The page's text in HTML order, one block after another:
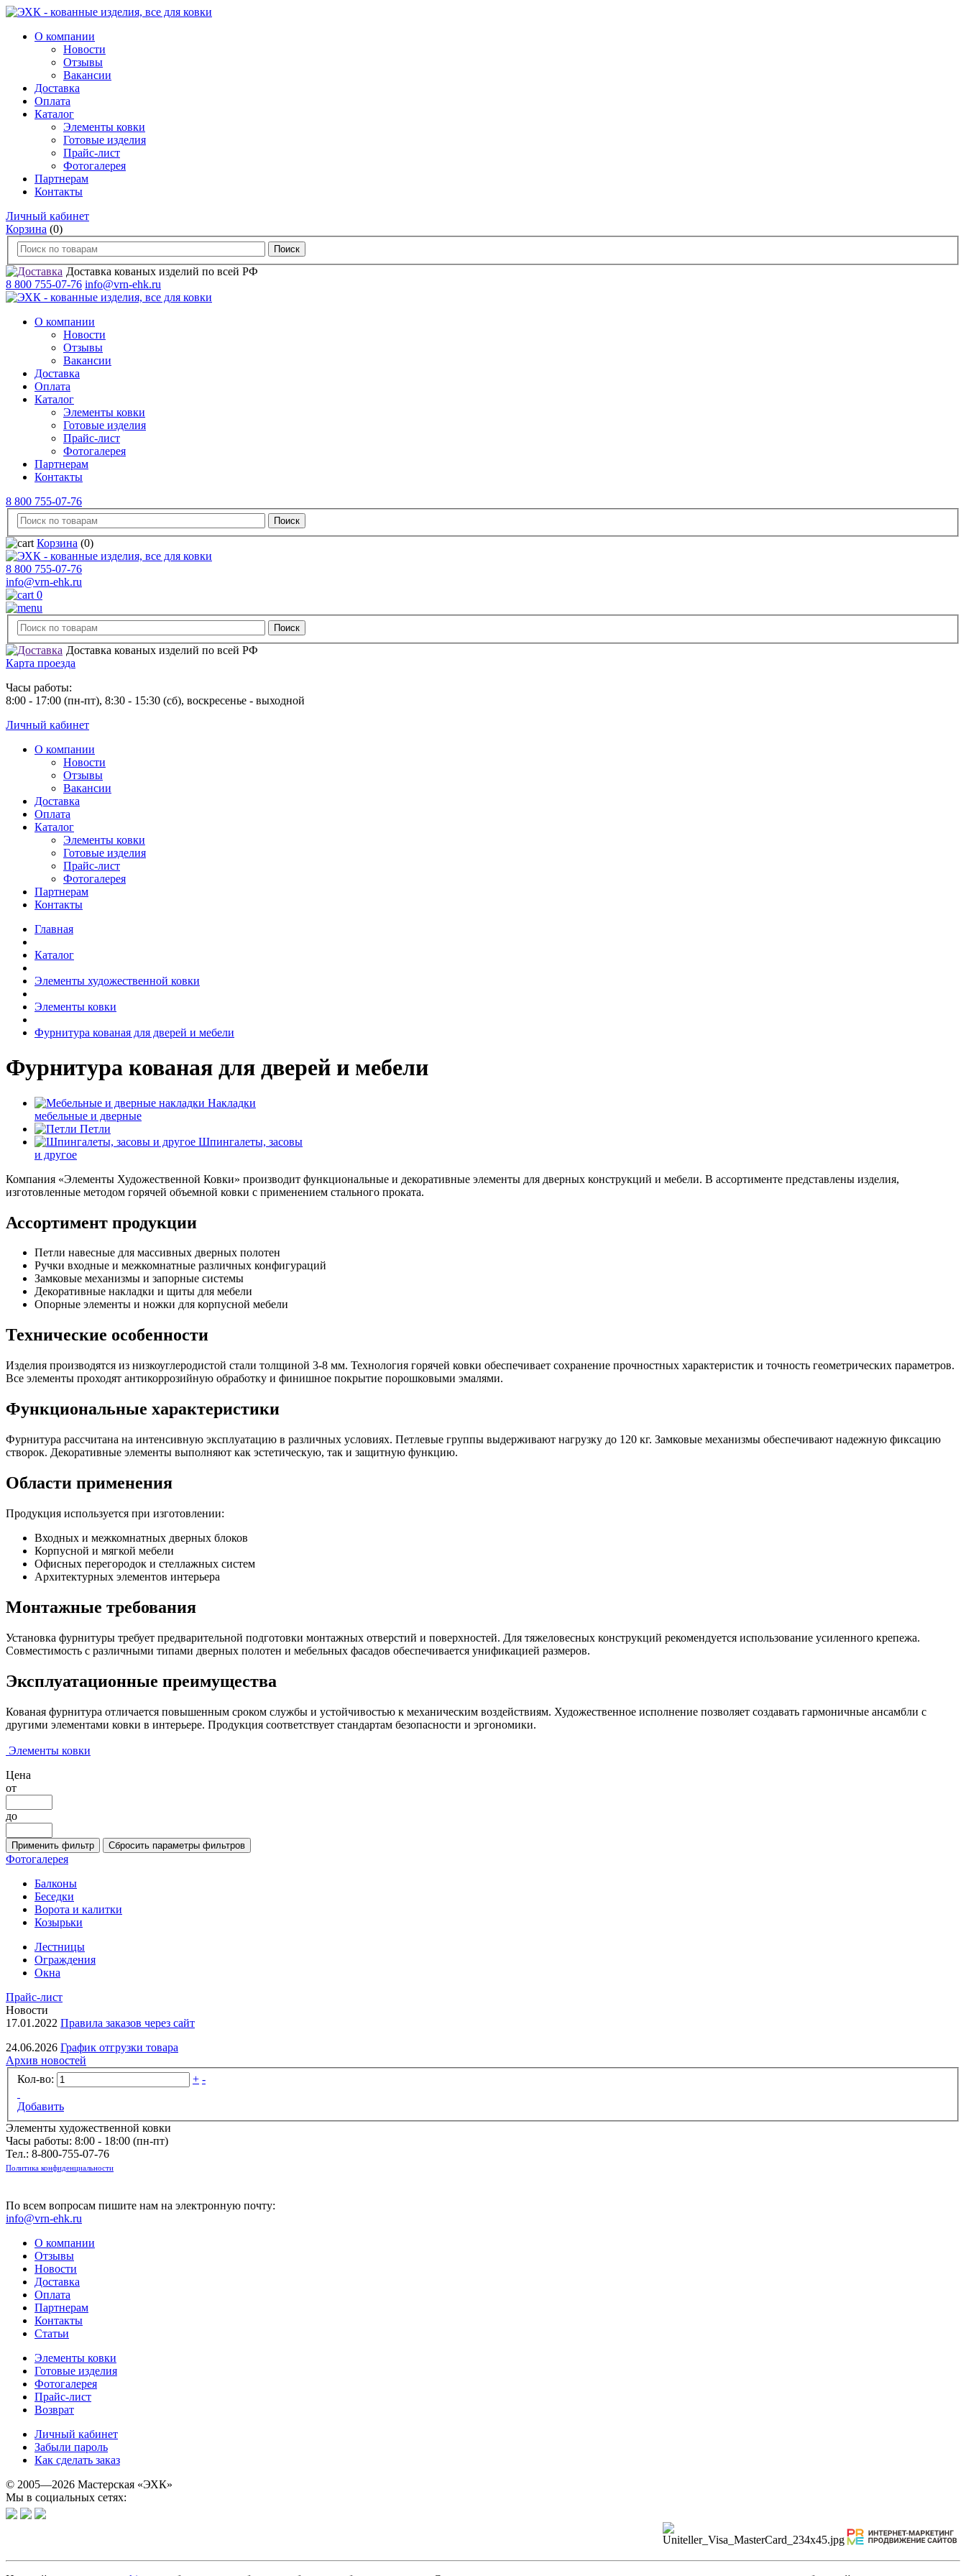
О компании
Новости
Отзывы
Вакансии
Доставка
Оплата
Каталог
Элементы ковки
Готовые изделия
Прайс-лист
Фотогалерея
Партнерам
Контакты
Личный кабинет
Корзина (0)
Доставка кованых изделий по всей РФ
8 800 755-07-76 info@vrn-ehk.ru
О компании
Новости
Отзывы
Вакансии
Доставка
Оплата
Каталог
Элементы ковки
Готовые изделия
Прайс-лист
Фотогалерея
Партнерам
Контакты
8 800 755-07-76
Корзина (0)
8 800 755-07-76
info@vrn-ehk.ru
0
Доставка кованых изделий по всей РФ
Карта проезда
Часы работы:
8:00 - 17:00 (пн-пт), 8:30 - 15:30 (сб), воскресенье - выходной
Личный кабинет
О компании
Новости
Отзывы
Вакансии
Доставка
Оплата
Каталог
Элементы ковки
Готовые изделия
Прайс-лист
Фотогалерея
Партнерам
Контакты
Главная
Каталог
Элементы художественной ковки
Элементы ковки
Фурнитура кованая для дверей и мебели
Фурнитура кованая для дверей и мебели
Накладки
мебельные и дверные
Петли
Шпингалеты, засовы
и другое
Компания «Элементы Художественной Ковки» производит функциональные и декоративные элементы для дверных конструкций и мебели. В ассортименте представлены изделия,
изготовленные методом горячей объемной ковки с применением стального проката.
Ассортимент продукции
Петли навесные для массивных дверных полотен
Ручки входные и межкомнатные различных конфигураций
Замковые механизмы и запорные системы
Декоративные накладки и щиты для мебели
Опорные элементы и ножки для корпусной мебели
Технические особенности
Изделия производятся из низкоуглеродистой стали толщиной 3-8 мм. Технология горячей ковки обеспечивает сохранение прочностных характеристик и точность геометрических параметров.
Все элементы проходят антикоррозийную обработку и финишное покрытие порошковыми эмалями.
Функциональные характеристики
Фурнитура рассчитана на интенсивную эксплуатацию в различных условиях. Петлевые группы выдерживают нагрузку до 120 кг. Замковые механизмы обеспечивают надежную фиксацию
створок. Декоративные элементы выполняют как эстетическую, так и защитную функцию.
Области применения
Продукция используется при изготовлении:
Входных и межкомнатных дверных блоков
Корпусной и мягкой мебели
Офисных перегородок и стеллажных систем
Архитектурных элементов интерьера
Монтажные требования
Установка фурнитуры требует предварительной подготовки монтажных отверстий и поверхностей. Для тяжеловесных конструкций рекомендуется использование усиленного крепежа.
Совместимость с различными типами дверных полотен и мебельных фасадов обеспечивается унификацией размеров.
Эксплуатационные преимущества
Кованая фурнитура отличается повышенным сроком службы и устойчивостью к механическим воздействиям. Художественное исполнение позволяет создавать гармоничные ансамбли с
другими элементами ковки в интерьере. Продукция соответствует стандартам безопасности и эргономики.
Элементы ковки
Цена
от
до
Фотогалерея
Балконы
Беседки
Ворота и калитки
Козырьки
Лестницы
Ограждения
Окна
Прайс-лист
Новости
17.01.2022 Правила заказов через сайт
24.06.2026 График отгрузки товара
Архив новостей
Кол-во:
+ -
Добавить
Элементы художественной ковки
Часы работы: 8:00 - 18:00 (пн-пт)
Тел.: 8-800-755-07-76
Политика конфиденциальности
По всем вопросам пишите нам на электронную почту:
info@vrn-ehk.ru
О компании
Отзывы
Новости
Доставка
Оплата
Партнерам
Контакты
Статьи
Элементы ковки
Готовые изделия
Фотогалерея
Прайс-лист
Возврат
Личный кабинет
Забыли пароль
Как сделать заказ
© 2005—2026 Мастерская «ЭХК»
Мы в социальных сетях: